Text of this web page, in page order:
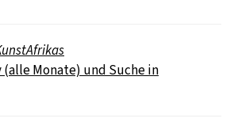
(alle Monate) und Suche in